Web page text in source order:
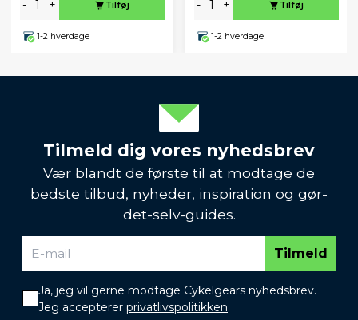
- + Tilføj
1-2 hverdage
- + Tilføj
1-2 hverdage
Tilmeld dig vores nyhedsbrev
Vær blandt de første til at modtage de
bedste tilbud, nyheder, inspiration og gør-
det-selv-guides.
Tilmeld
Ja, jeg vil gerne modtage Cykelgears nyhedsbrev.
Jeg accepterer privatlivspolitikken.